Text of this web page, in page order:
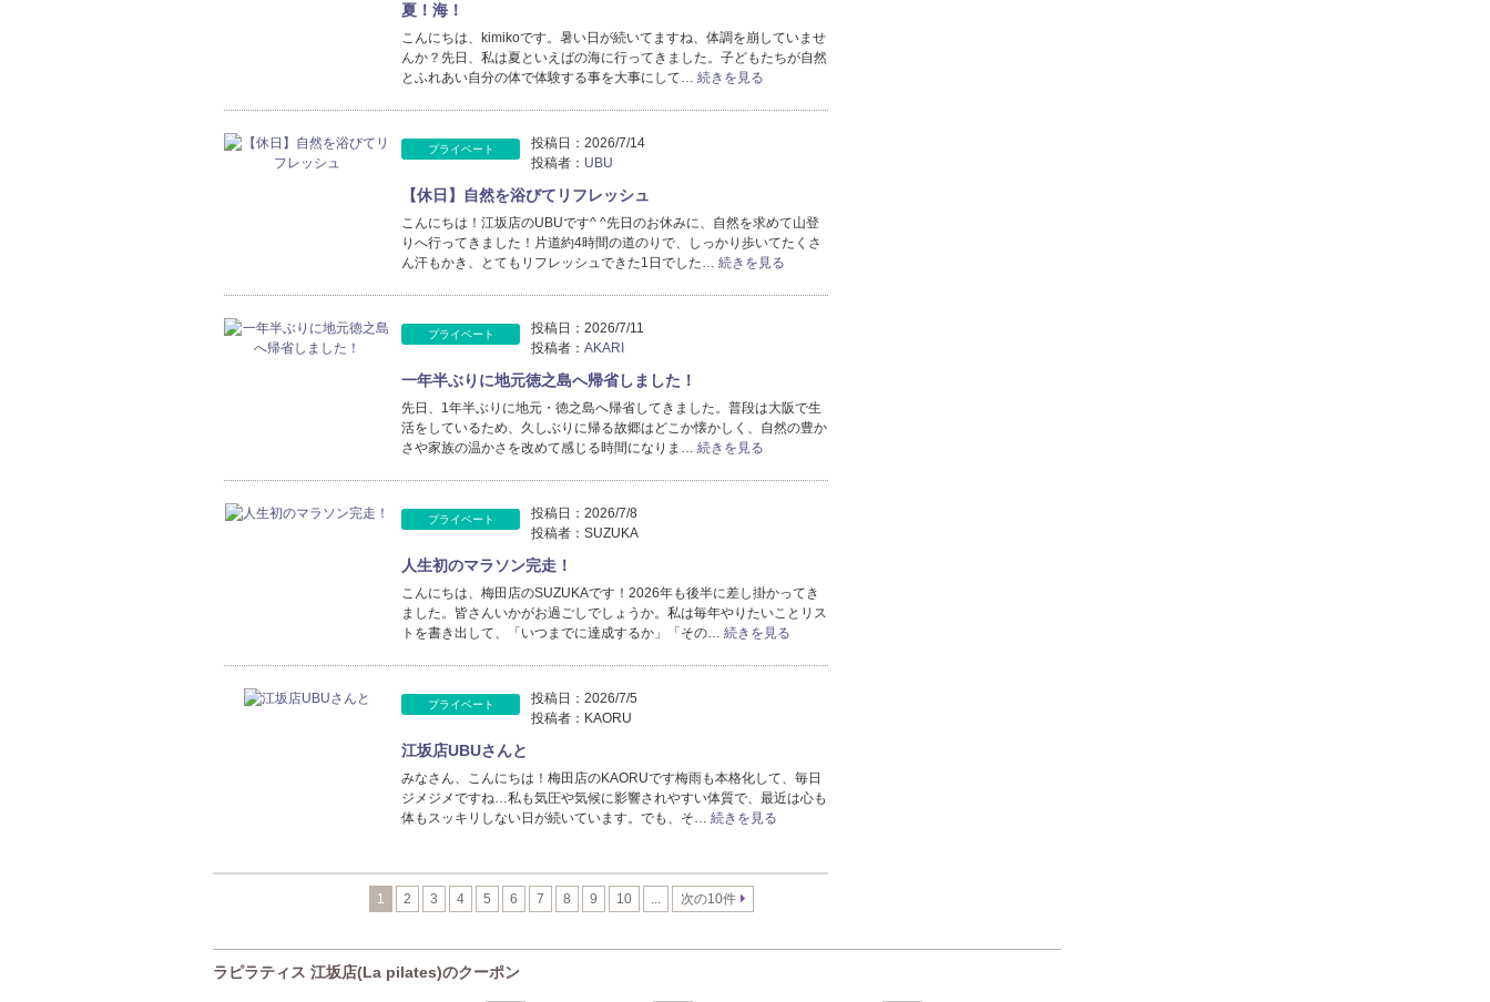
夏！海！
こんにちは、kimikoです。暑い日が続いてますね、体調を崩していませ
んか？先日、私は夏といえばの海に行ってきました。子どもたちが自然
とふれあい自分の体で体験する事を大事にして… 続きを見る
プライベート 投稿日： 2026/7/14
投稿者： UBU
【休日】自然を浴びてリフレッシュ
こんにちは！江坂店のUBUです^ ^先日のお休みに、自然を求めて山登
りへ行ってきました！片道約4時間の道のりで、しっかり歩いてたくさ
ん汗もかき、とてもリフレッシュできた1日でした… 続きを見る
プライベート 投稿日： 2026/7/11
投稿者： AKARI
一年半ぶりに地元徳之島へ帰省しました！
先日、1年半ぶりに地元・徳之島へ帰省してきました。普段は大阪で生
活をしているため、久しぶりに帰る故郷はどこか懐かしく、自然の豊か
さや家族の温かさを改めて感じる時間になりま… 続きを見る
プライベート 投稿日： 2026/7/8
投稿者： SUZUKA
人生初のマラソン完走！
こんにちは、梅田店のSUZUKAです！2026年も後半に差し掛かってき
ました。皆さんいかがお過ごしでしょうか。私は毎年やりたいことリス
トを書き出して、「いつまでに達成するか」「その… 続きを見る
プライベート 投稿日： 2026/7/5
投稿者： KAORU
江坂店UBUさんと
みなさん、こんにちは！梅田店のKAORUです梅雨も本格化して、毎日
ジメジメですね…私も気圧や気候に影響されやすい体質で、最近は心も
体もスッキリしない日が続いています。でも、そ… 続きを見る
1 2 3 4 5 6 7 8 9 10 ... 次の10件
ラピラティス 江坂店(La pilates)のクーポン